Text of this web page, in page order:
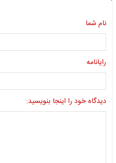
نام شما
رایانامه
دیدگاه خود را اینجا بنویسید: